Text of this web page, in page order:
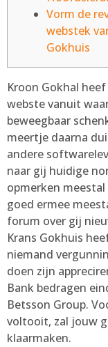
Vorm de
webstek
Gokhuis
Kroon Gokhal
webste vanuit
beweegbaar
meertje daarna
andere
naar gij huidige
opmerken
goed ermee
forum over gij
Krans Gokhuis
niemand
doen zijn
Bank bedragen
Betsson Group.
voltooit, zal jouw
klaarmaken.